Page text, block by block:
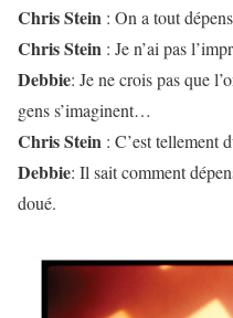
Chris Stein : On a tout
Chris Stein : Je n’ai pas
Debbie: Je ne crois pas que
gens s’imaginent…
Chris Stein : C’est tellement
Debbie: Il sait comment
doué.